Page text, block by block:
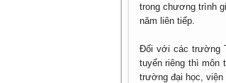
trong chương trình
năm liên tiếp.
Đối với các trường
tuyển riêng thì môn
trường đại học, viện